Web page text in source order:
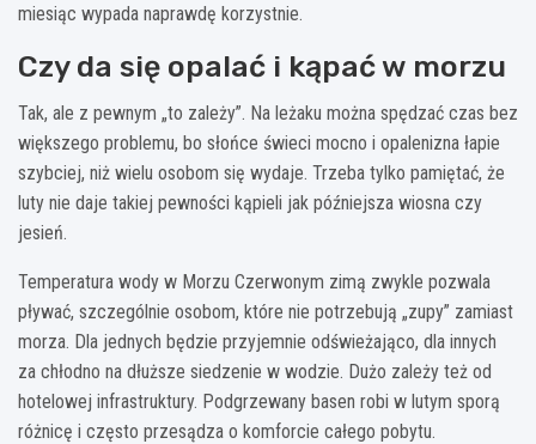
miesiąc wypada naprawdę korzystnie.
Czy da się opalać i kąpać w morzu
Tak, ale z pewnym „to zależy”. Na leżaku można spędzać czas bez
większego problemu, bo słońce świeci mocno i opalenizna łapie
szybciej, niż wielu osobom się wydaje. Trzeba tylko pamiętać, że
luty nie daje takiej pewności kąpieli jak późniejsza wiosna czy
jesień.
Temperatura wody w Morzu Czerwonym zimą zwykle pozwala
pływać, szczególnie osobom, które nie potrzebują „zupy” zamiast
morza. Dla jednych będzie przyjemnie odświeżająco, dla innych
za chłodno na dłuższe siedzenie w wodzie. Dużo zależy też od
hotelowej infrastruktury. Podgrzewany basen robi w lutym sporą
różnicę i często przesądza o komforcie całego pobytu.